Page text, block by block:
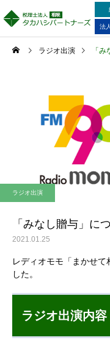
法
ラジオ出演 「
ラジオ出演
「みなし贈与」に
2021.01.25
レディオモモ「まかせて
した。
ラジオ出演内容